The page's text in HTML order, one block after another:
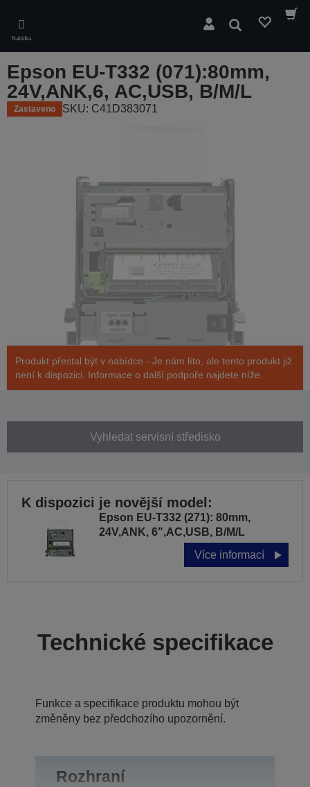
main
content
Nabídka
Hledat
Epson EU-T332 (071):80mm,
24V,ANK,6, AC,USB, B/M/L
Zastaveno SKU: C41D383071
Produkt přestal být v nabídce - Je nám líto, ale tento produkt již
není k dispozici. Informace o další podpoře najdete níže.
Vyhledat servisní středisko
K dispozici je novější model:
Epson EU-T332 (271): 80mm,
24V,ANK, 6",AC,USB, B/M/L
Více informací
Technické specifikace
Funkce a specifikace produktu mohou být
změněny bez předchozího upozornění.
Rozhraní